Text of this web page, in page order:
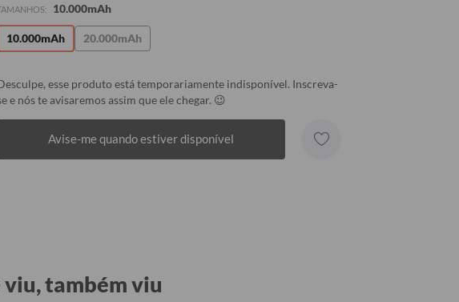
10.000mAh
10.000mAh 20.000mAh
esse produto está temporariamente indisponível. Inscreva-
e nós te avisaremos assim que ele chegar. 😉
Avise-me quando estiver disponível
também viu